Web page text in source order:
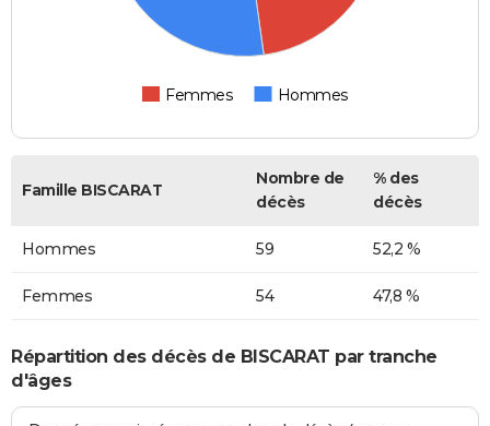
Femmes Hommes
Famille BISCARAT
Nombre de
décès
% des
décès
Hommes 59 52,2 %
Femmes 54 47,8 %
Répartition des décès de BISCARAT par tranche
d'âges